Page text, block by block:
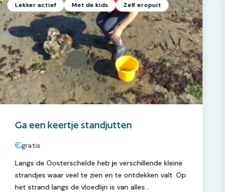
Lekker actief Met de kids Zelf eropuit
Ga een keertje standjutten
gratis
Langs de Oosterschelde heb je verschillende kleine
strandjes waar veel te zien en te ontdekken valt. Op
het strand langs de vloedlijn is van alles